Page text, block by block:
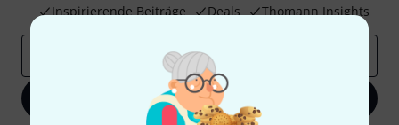
Inspirierende Beiträge
Deals Thomann Insights
Jetzt anmelden